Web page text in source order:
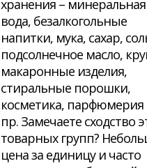
хранения – минеральная
вода, безалкогольные
напитки, мука, сахар,
подсолнечное масло,
макаронные изделия,
стиральные порошки,
косметика,
пр. Замечаете сходство
товарных групп?
цена за единицу и часто